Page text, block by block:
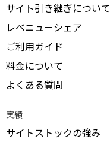
サイト引き継ぎについて
レベニューシェア
ご利用ガイド
料金について
よくある質問
実績
サイトストックの強み